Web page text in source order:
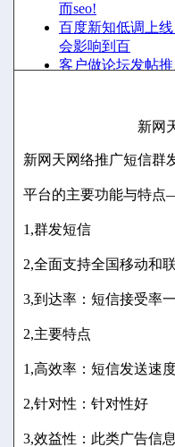
而seo!
百度新知低调上
会影响到百
客户做论坛发帖
谁胜谁败呢？
新网
新网天网络推广短信群
平台的主要功能与特点
1,群发短信
2,全面支持全国移动和
3,到达率：短信接受率
2,主要特点
1,高效率：短信发送速
2,针对性：针对性好
3,效益性：此类广告信